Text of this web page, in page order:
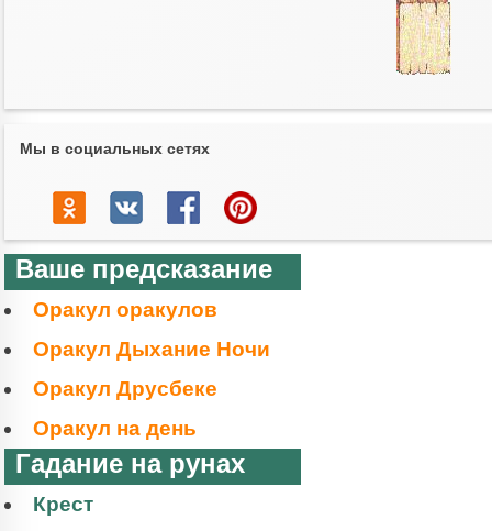
Мы в социальных сетях
Ваше предсказание
Оракул оракулов
Оракул Дыхание Ночи
Оракул Друсбеке
Оракул на день
Гадание на рунах
Крест